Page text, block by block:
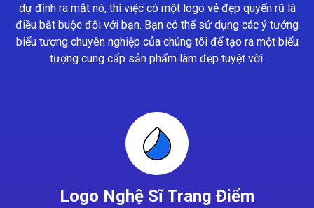
dự định ra mắt nó, thì việc có một logo vẻ đẹp quyến rũ là
điều bắt buộc đối với bạn. Bạn có thể sử dụng các ý tưởng
biểu tượng chuyên nghiệp của chúng tôi để tạo ra một biểu
tượng cung cấp sản phẩm làm đẹp tuyệt vời.
Logo Nghệ Sĩ Trang Điểm